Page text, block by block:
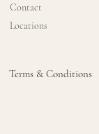
Contact
Locations
Terms & Conditions